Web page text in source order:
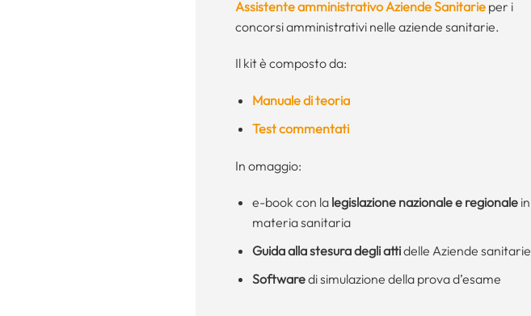
Assistente amministrativo Aziende Sanitarieper i
concorsi amministrativi nelle aziende sanitarie.
Il kit è composto da:
Manuale di teoria
Test commentati
In omaggio:
e-book con la legislazione nazionale e regionale in
materia sanitaria
Guida alla stesura degli attidelle Aziende sanitarie
Softwaredi simulazione della prova d’esame